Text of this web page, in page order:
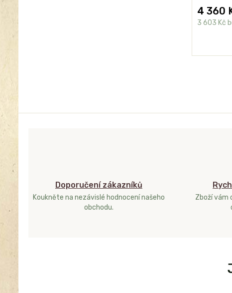
4 360
3 603 Kč
Doporučení zákazníků
Koukněte na nezávislé hodnocení našeho
obchodu.
Zboží vám